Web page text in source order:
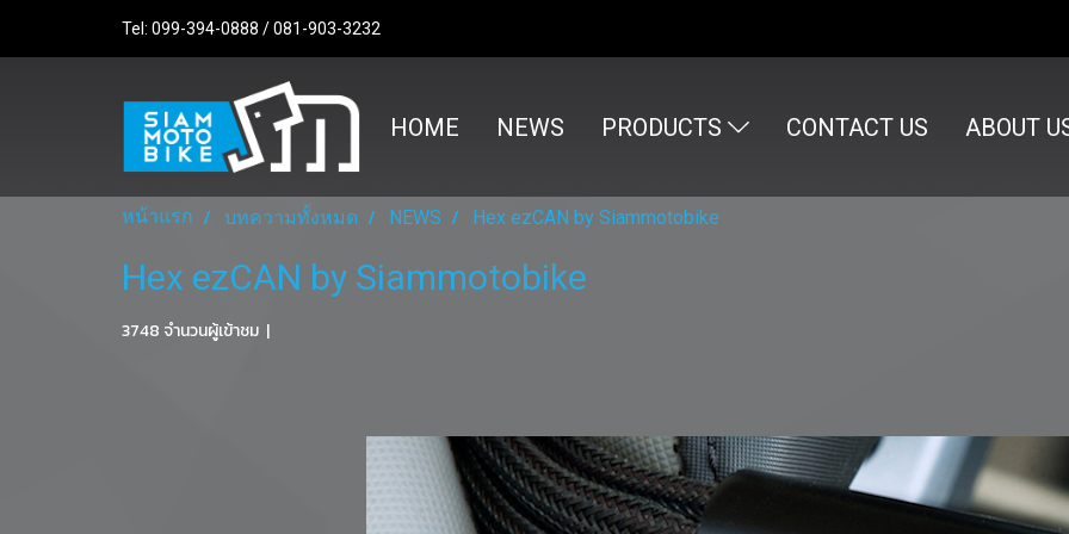
Tel: 099-394-0888 / 081-903-3232
HOME NEWS PRODUCTS CONTACT US ABOUT
หน้าแรก บทความทั้งหมด NEWS Hex ezCAN by Siammotobike
Hex ezCAN by Siammotobike
3748 จำนวนผู้เข้าชม |